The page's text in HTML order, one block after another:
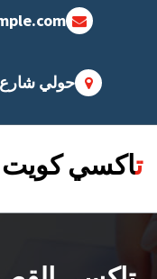
حولي شارع
تاكسي كويت